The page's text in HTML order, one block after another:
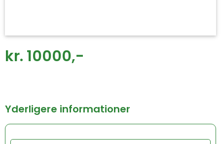
kr. 10000,-
Yderligere informationer